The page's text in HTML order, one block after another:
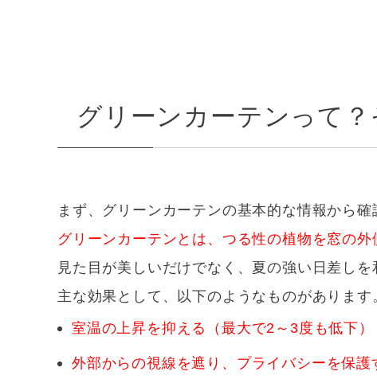
グリーンカーテンって
まず、グリーンカーテンの基本的な情報から確
グリーンカーテンとは、つる性の植物を窓の
見た目が美しいだけでなく、夏の強い日差しを
主な効果として、以下のようなものがあります
室温の上昇を抑える（最大で2～3度も低下）
外部からの視線を遮り、プライバシーを保護